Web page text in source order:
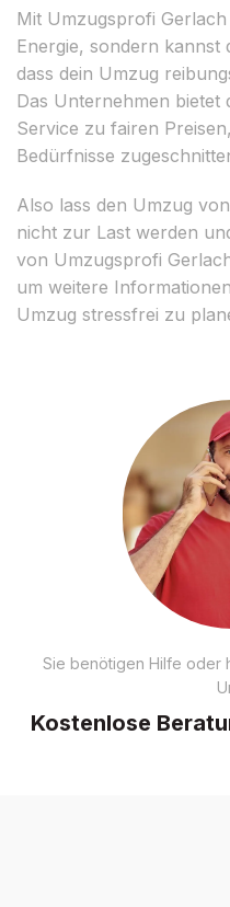
Mit Umzugsprofi
Energie, sondern kannst
dass dein Umzug
Das Unternehmen bietet
Service zu fairen
Bedürfnisse
Also lass den Umzug
nicht zur Last werden
von Umzugsprofi
um weitere
Umzug stressfrei zu
Sie benötigen Hilfe oder
Kostenlose